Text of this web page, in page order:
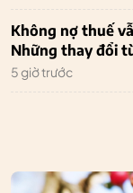
Không nợ thuế
Những thay đổi
5 giờ trước